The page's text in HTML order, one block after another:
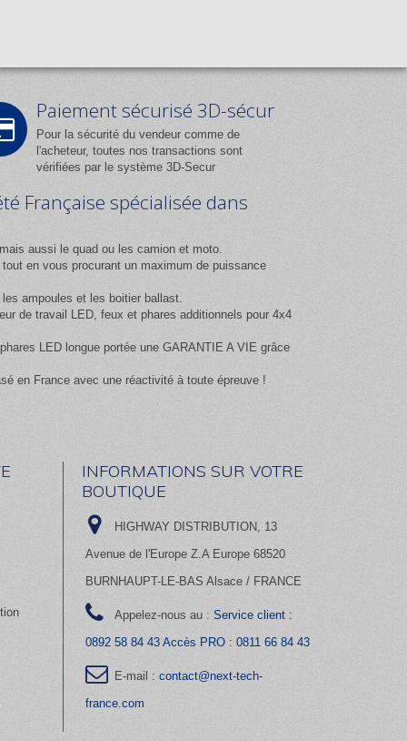
Paiement sécurisé 3D-sécur
Pour la sécurité du vendeur comme de
l'acheteur, toutes nos transactions sont
vérifiées par le système 3D-Secur
Française spécialisée dans
aussi le quad ou les camion et moto.
en vous procurant un maximum de puissance
ampoules et les boitier ballast.
de travail LED, feux et phares additionnels pour 4x4
LED longue portée une GARANTIE A VIE grâce
en France avec une réactivité à toute épreuve !
INFORMATIONS SUR VOTRE
BOUTIQUE
HIGHWAY DISTRIBUTION, 13
Avenue de l'Europe Z.A Europe 68520
BURNHAUPT-LE-BAS Alsace / FRANCE
Appelez-nous au : Service client :
0892 58 84 43 Accès PRO : 0811 66 84 43
E-mail : contact@next-tech-
france.com